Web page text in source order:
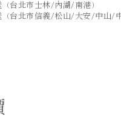
台北市士林/內湖/南港）
台北市信義/松山/大安/中山/中